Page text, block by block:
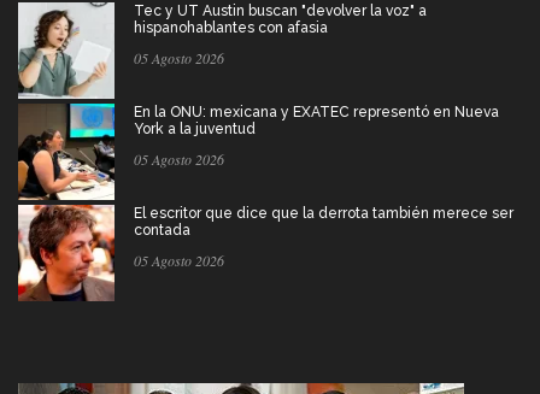
Tec y UT Austin buscan "devolver la voz" a
hispanohablantes con afasia
05 Agosto 2026
En la ONU: mexicana y EXATEC representó en Nueva
York a la juventud
05 Agosto 2026
El escritor que dice que la derrota también merece ser
contada
05 Agosto 2026